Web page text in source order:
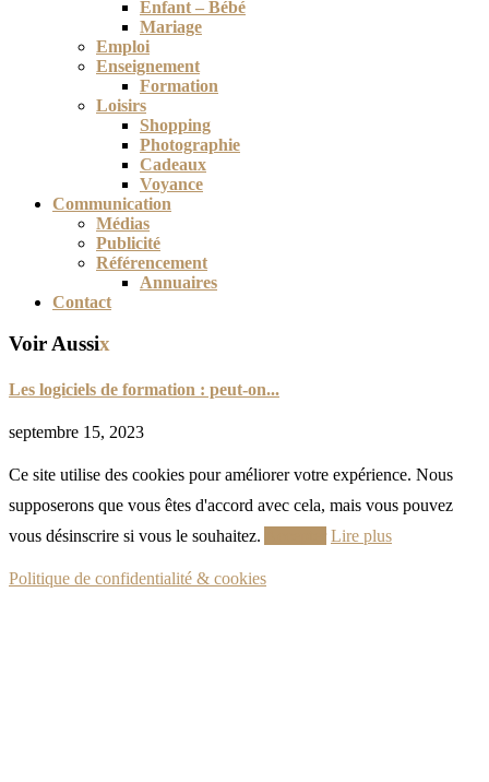
Enfant – Bébé
Mariage
Emploi
Enseignement
Formation
Loisirs
Shopping
Photographie
Cadeaux
Voyance
Communication
Médias
Publicité
Référencement
Annuaires
Contact
Voir Aussix
Les logiciels de formation : peut-on...
septembre 15, 2023
Ce site utilise des cookies pour améliorer votre expérience. Nous
supposerons que vous êtes d'accord avec cela, mais vous pouvez
vous désinscrire si vous le souhaitez.
Lire plus
Politique de confidentialité & cookies